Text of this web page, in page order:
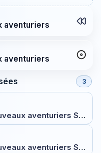
aventuriers
aventuriers
3
Flynn Carson et les nouveaux aventuriers S04E12 Souvenirs d'une vie passée
Flynn Carson et les nouveaux aventuriers S04E11 L'épreuve de l'unique